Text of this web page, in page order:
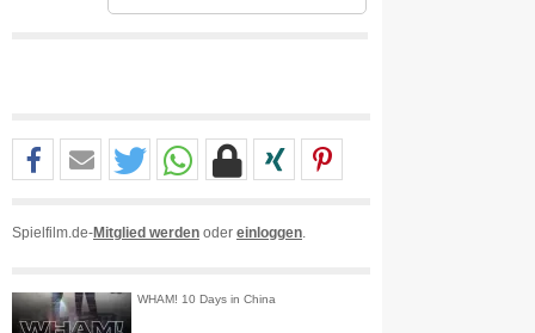
Spielfilm.de-Mitglied werden oder einloggen
WHAM! 10 Days in China